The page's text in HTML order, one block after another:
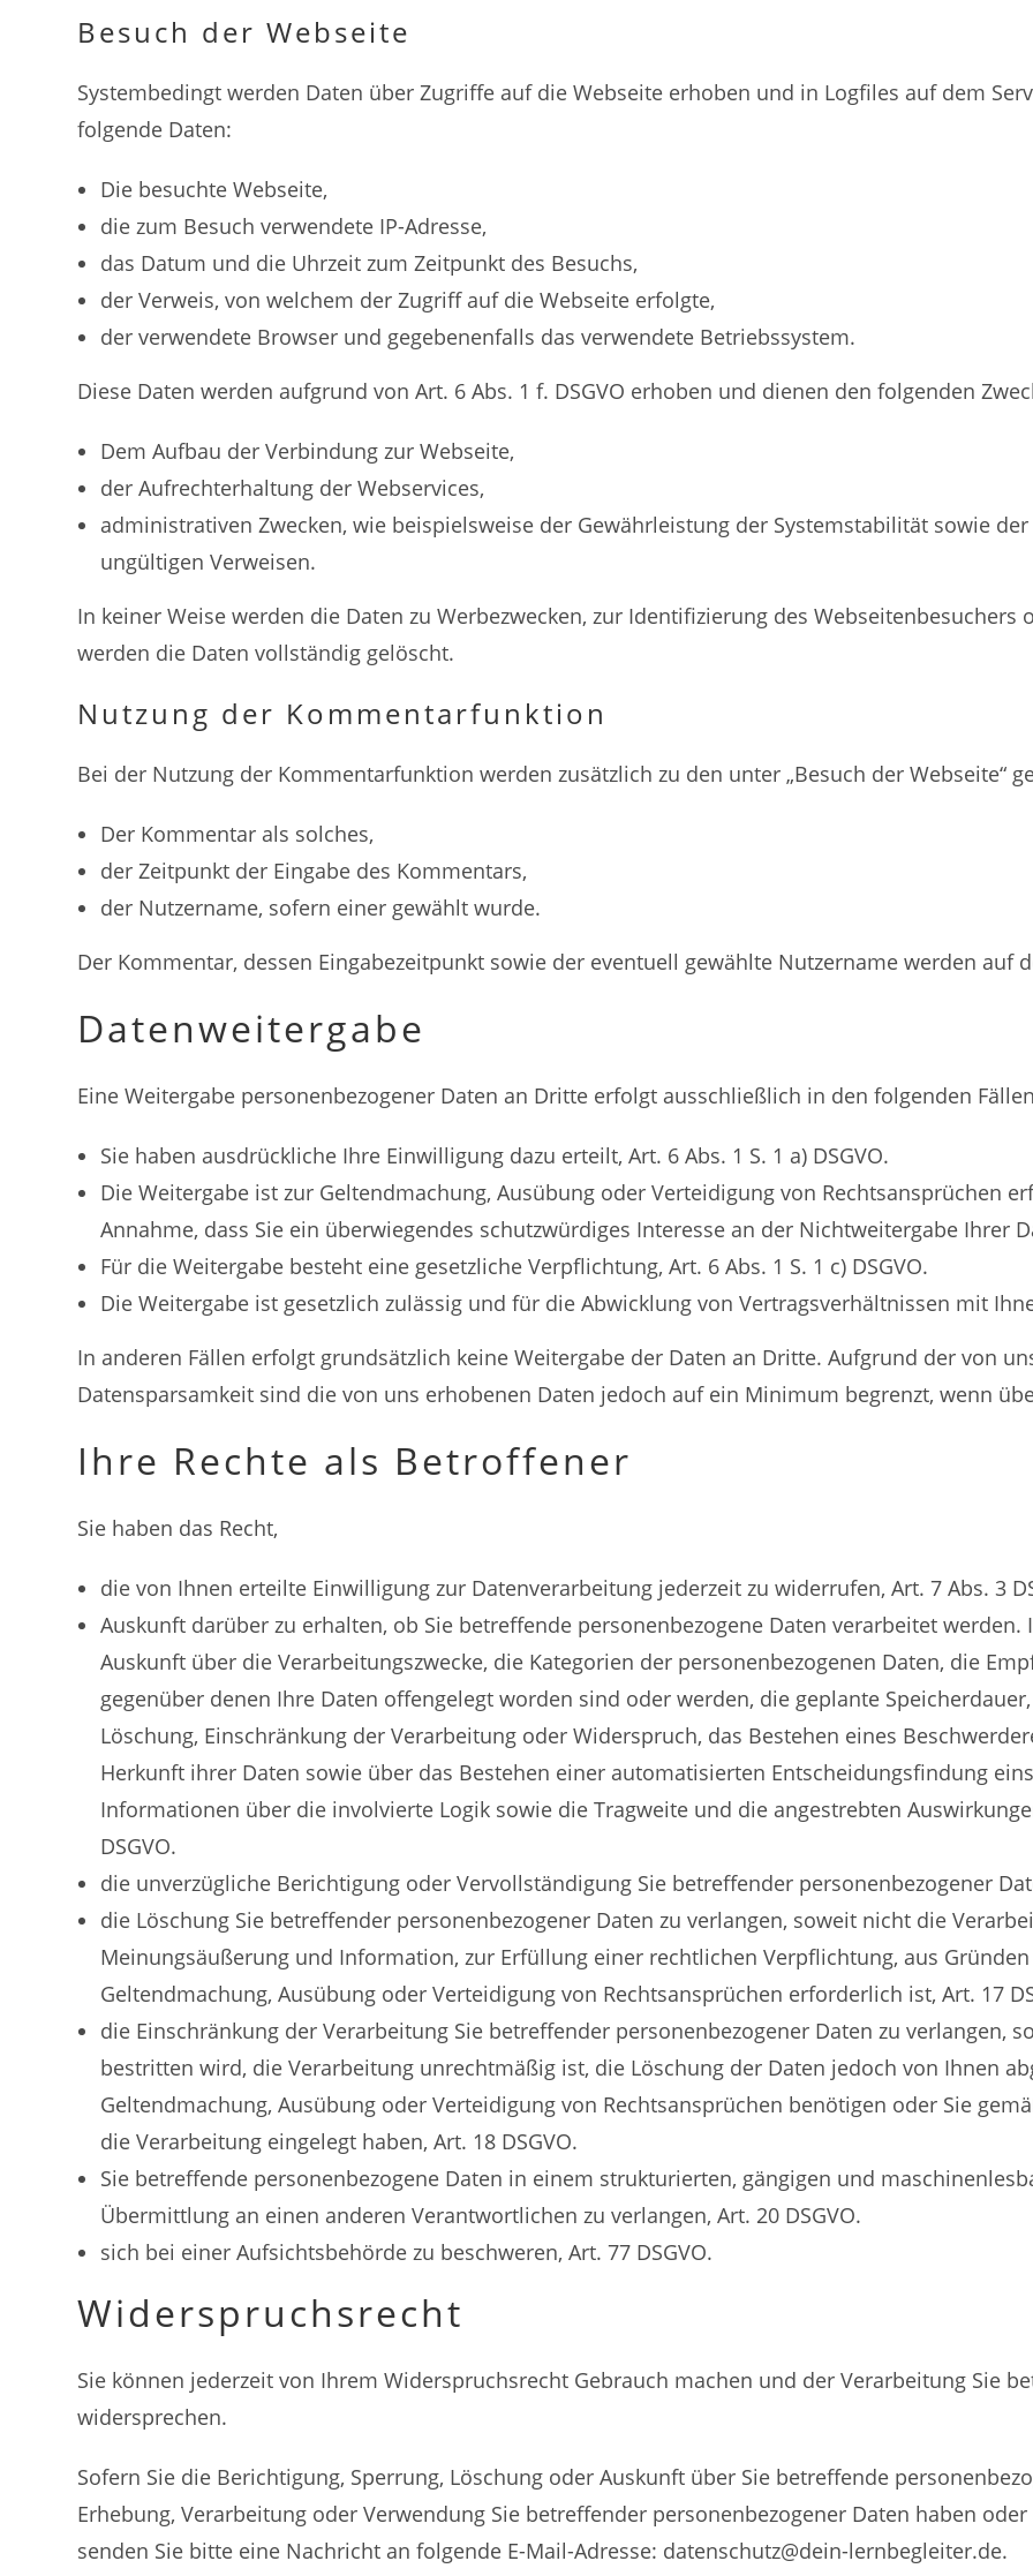
Besuch der Webseite
Systembedingt werden Daten über Zugriffe auf die Webseite erhoben und in Logfiles auf dem
folgende Daten:
Die besuchte Webseite,
die zum Besuch verwendete IP-Adresse,
das Datum und die Uhrzeit zum Zeitpunkt des Besuchs,
der Verweis, von welchem der Zugriff auf die Webseite erfolgte,
der verwendete Browser und gegebenenfalls das verwendete Betriebssystem.
Diese Daten werden aufgrund von Art. 6 Abs. 1 f. DSGVO erhoben und dienen den folgenden
Dem Aufbau der Verbindung zur Webseite,
der Aufrechterhaltung der Webservices,
administrativen Zwecken, wie beispielsweise der Gewährleistung der Systemstabilität sowie
ungültigen Verweisen.
In keiner Weise werden die Daten zu Werbezwecken, zur Identifizierung des
werden die Daten vollständig gelöscht.
Nutzung der Kommentarfunktion
Bei der Nutzung der Kommentarfunktion werden zusätzlich zu den unter „Besuch der Webseite“
Der Kommentar als solches,
der Zeitpunkt der Eingabe des Kommentars,
der Nutzername, sofern einer gewählt wurde.
Der Kommentar, dessen Eingabezeitpunkt sowie der eventuell gewählte Nutzername werden auf
Datenweitergabe
Eine Weitergabe personenbezogener Daten an Dritte erfolgt ausschließlich in den folgenden
Sie haben ausdrückliche Ihre Einwilligung dazu erteilt, Art. 6 Abs. 1 S. 1 a) DSGVO.
Die Weitergabe ist zur Geltendmachung, Ausübung oder Verteidigung von Rechtsansprüchen
Annahme, dass Sie ein überwiegendes schutzwürdiges Interesse an der Nichtweitergabe Ihrer
Für die Weitergabe besteht eine gesetzliche Verpflichtung, Art. 6 Abs. 1 S. 1 c) DSGVO.
Die Weitergabe ist gesetzlich zulässig und für die Abwicklung von Vertragsverhältnissen mit
In anderen Fällen erfolgt grundsätzlich keine Weitergabe der Daten an Dritte. Aufgrund der von
Datensparsamkeit sind die von uns erhobenen Daten jedoch auf ein Minimum begrenzt, wenn
Ihre Rechte als Betroffener
Sie haben das Recht,
die von Ihnen erteilte Einwilligung zur Datenverarbeitung jederzeit zu widerrufen, Art. 7 Abs. 3
Auskunft darüber zu erhalten, ob Sie betreffende personenbezogene Daten verarbeitet werden.
Auskunft über die Verarbeitungszwecke, die Kategorien der personenbezogenen Daten, die
gegenüber denen Ihre Daten offengelegt worden sind oder werden, die geplante
Löschung, Einschränkung der Verarbeitung oder Widerspruch, das Bestehen eines
Herkunft ihrer Daten sowie über das Bestehen einer automatisierten Entscheidungsfindung
Informationen über die involvierte Logik sowie die Tragweite und die angestrebten
DSGVO.
die unverzügliche Berichtigung oder Vervollständigung Sie betreffender personenbezogener
die Löschung Sie betreffender personenbezogener Daten zu verlangen, soweit nicht die
Meinungsäußerung und Information, zur Erfüllung einer rechtlichen Verpflichtung, aus
Geltendmachung, Ausübung oder Verteidigung von Rechtsansprüchen erforderlich ist, Art. 17
die Einschränkung der Verarbeitung Sie betreffender personenbezogener Daten zu verlangen,
bestritten wird, die Verarbeitung unrechtmäßig ist, die Löschung der Daten jedoch von Ihnen
Geltendmachung, Ausübung oder Verteidigung von Rechtsansprüchen benötigen oder Sie
die Verarbeitung eingelegt haben, Art. 18 DSGVO.
Sie betreffende personenbezogene Daten in einem strukturierten, gängigen und
Übermittlung an einen anderen Verantwortlichen zu verlangen, Art. 20 DSGVO.
sich bei einer Aufsichtsbehörde zu beschweren, Art. 77 DSGVO.
Widerspruchsrecht
Sie können jederzeit von Ihrem Widerspruchsrecht Gebrauch machen und der Verarbeitung Sie
widersprechen.
Sofern Sie die Berichtigung, Sperrung, Löschung oder Auskunft über Sie betreffende
Erhebung, Verarbeitung oder Verwendung Sie betreffender personenbezogener Daten haben
senden Sie bitte eine Nachricht an folgende E-Mail-Adresse: datenschutz@dein-lernbegleiter.de.